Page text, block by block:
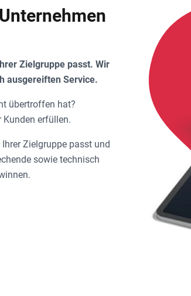
Zielgruppe passt. Wir
ausgereiften Service.
übertroffen hat?
Kunden erfüllen.
Zielgruppe passt und
sowie technisch